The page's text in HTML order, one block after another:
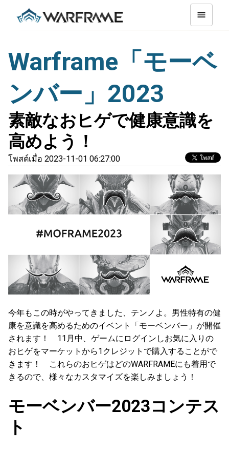
Warframe「モーベ
ンバー」2023
素敵なおヒゲで健康意識を
高めよう！
โพสต์เมื่อ 2023-11-01 06:27:00
今年もこの時がやってきました、テンノよ。男性特有の健
康を意識を高めるためのイベント「モーベンバー」が開催
されます！ 11月中、ゲームにログインしお気に入りの
おヒゲをマーケットから1クレジットで購入することがで
きます！ これらのおヒゲはどのWARFRAMEにも着用で
きるので、様々なカスタマイズを楽しみましょう！
モーベンバー2023コンテス
ト